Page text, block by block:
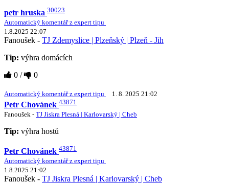
petr hruska 30023
Automatický komentář z expert tipu
1.8.2025 22:07
Fanoušek - TJ Zdemyslice | Plzeňský | Plzeň - Jih
Tip: výhra domácích
0 / 0
Automatický komentář z expert tipu 1. 8. 2025 21:02
Petr Chovánek 43871
Fanoušek - TJ Jiskra Plesná | Karlovarský | Cheb
Tip: výhra hostů
Petr Chovánek 43871
Automatický komentář z expert tipu
1.8.2025 21:02
Fanoušek - TJ Jiskra Plesná | Karlovarský | Cheb